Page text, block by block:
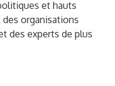
et hauts
organisations
des experts de plus